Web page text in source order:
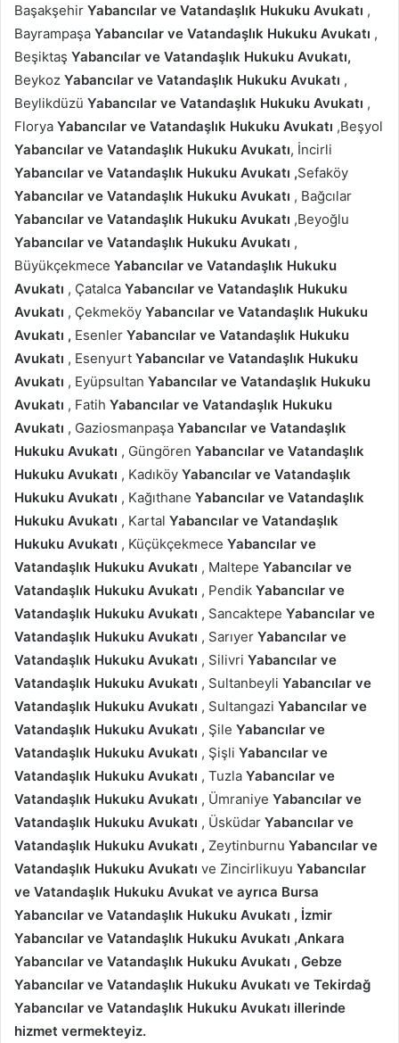
Başakşehir Yabancılar ve Vatandaşlık Hukuku Avukatı ,
Bayrampaşa Yabancılar ve Vatandaşlık Hukuku Avukatı ,
Beşiktaş Yabancılar ve Vatandaşlık Hukuku Avukatı,
Beykoz Yabancılar ve Vatandaşlık Hukuku Avukatı ,
Beylikdüzü Yabancılar ve Vatandaşlık Hukuku Avukatı ,
Florya Yabancılar ve Vatandaşlık Hukuku Avukatı ,Beşyol
Yabancılar ve Vatandaşlık Hukuku Avukatı, İncirli
Yabancılar ve Vatandaşlık Hukuku Avukatı ,Sefaköy
Yabancılar ve Vatandaşlık Hukuku Avukatı , Bağcılar
Yabancılar ve Vatandaşlık Hukuku Avukatı ,Beyoğlu
Yabancılar ve Vatandaşlık Hukuku Avukatı ,
Büyükçekmece Yabancılar ve Vatandaşlık Hukuku
Avukatı , Çatalca Yabancılar ve Vatandaşlık Hukuku
Avukatı , Çekmeköy Yabancılar ve Vatandaşlık Hukuku
Avukatı , Esenler Yabancılar ve Vatandaşlık Hukuku
Avukatı , Esenyurt Yabancılar ve Vatandaşlık Hukuku
Avukatı , Eyüpsultan Yabancılar ve Vatandaşlık Hukuku
Avukatı , Fatih Yabancılar ve Vatandaşlık Hukuku
Avukatı , Gaziosmanpaşa Yabancılar ve Vatandaşlık
Hukuku Avukatı , Güngören Yabancılar ve Vatandaşlık
Hukuku Avukatı , Kadıköy Yabancılar ve Vatandaşlık
Hukuku Avukatı , Kağıthane Yabancılar ve Vatandaşlık
Hukuku Avukatı , Kartal Yabancılar ve Vatandaşlık
Hukuku Avukatı , Küçükçekmece Yabancılar ve
Vatandaşlık Hukuku Avukatı , Maltepe Yabancılar ve
Vatandaşlık Hukuku Avukatı , Pendik Yabancılar ve
Vatandaşlık Hukuku Avukatı , Sancaktepe Yabancılar ve
Vatandaşlık Hukuku Avukatı , Sarıyer Yabancılar ve
Vatandaşlık Hukuku Avukatı , Silivri Yabancılar ve
Vatandaşlık Hukuku Avukatı , Sultanbeyli Yabancılar ve
Vatandaşlık Hukuku Avukatı , Sultangazi Yabancılar ve
Vatandaşlık Hukuku Avukatı , Şile Yabancılar ve
Vatandaşlık Hukuku Avukatı , Şişli Yabancılar ve
Vatandaşlık Hukuku Avukatı , Tuzla Yabancılar ve
Vatandaşlık Hukuku Avukatı , Ümraniye Yabancılar ve
Vatandaşlık Hukuku Avukatı , Üsküdar Yabancılar ve
Vatandaşlık Hukuku Avukatı , Zeytinburnu Yabancılar ve
Vatandaşlık Hukuku Avukatı ve Zincirlikuyu Yabancılar
ve Vatandaşlık Hukuku Avukat ve ayrıca Bursa
Yabancılar ve Vatandaşlık Hukuku Avukatı , İzmir
Yabancılar ve Vatandaşlık Hukuku Avukatı ,Ankara
Yabancılar ve Vatandaşlık Hukuku Avukatı , Gebze
Yabancılar ve Vatandaşlık Hukuku Avukatı ve Tekirdağ
Yabancılar ve Vatandaşlık Hukuku Avukatı illerinde
hizmet vermekteyiz.